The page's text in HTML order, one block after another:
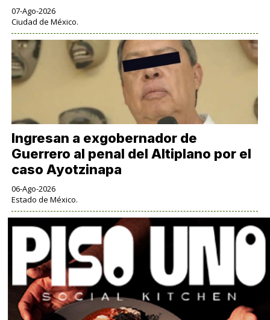
07-Ago-2026
Ciudad de México.
Ingresan a exgobernador de
Guerrero al penal del Altiplano por el
caso Ayotzinapa
06-Ago-2026
Estado de México.